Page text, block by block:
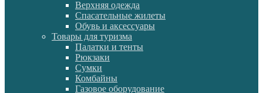
Верхняя одежда
Спасательные жилеты
Обувь и аксессуары
Товары для туризма
Палатки и тенты
Рюкзаки
Сумки
Комбайны
Газовое оборудование